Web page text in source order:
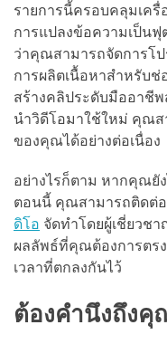
รายการนี้ครอบคลุมเค
การแปลงข้อความเป็นฟุ
ว่าคุณสามารถจัดการโ
การผลิตเนื้อหาสำหรับ
สร้างคลิประดับมืออาชี
นำวิดีโอมาใช้ใหม่ คุณ
ของคุณได้อย่างต่อเนื่อง
อย่างไรก็ตาม หากคุณยั
ตอนนี้ คุณสามารถติดต่
ดิโอ จัดทำโดยผู้เชี่ยวช
ผลลัพธ์ที่คุณต้องการตร
เวลาที่ตกลงกันไว้
ต้องคำนึงถึงคุ